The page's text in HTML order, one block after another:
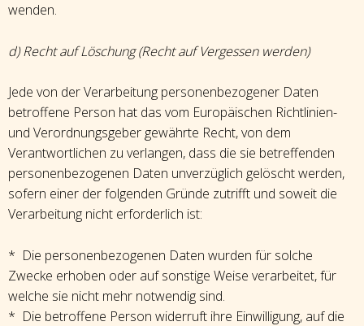
wenden.
d) Recht auf Löschung (Recht auf Vergessen werden)
Jede von der Verarbeitung personenbezogener Daten
betroffene Person hat das vom Europäischen Richtlinien-
und Verordnungsgeber gewährte Recht, von dem
Verantwortlichen zu verlangen, dass die sie betreffenden
personenbezogenen Daten unverzüglich gelöscht werden,
sofern einer der folgenden Gründe zutrifft und soweit die
Verarbeitung nicht erforderlich ist:
* Die personenbezogenen Daten wurden für solche
Zwecke erhoben oder auf sonstige Weise verarbeitet, für
welche sie nicht mehr notwendig sind.
* Die betroffene Person widerruft ihre Einwilligung, auf die